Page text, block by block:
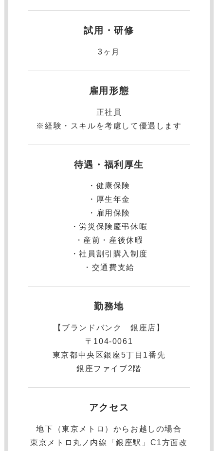
試用・研修
3ヶ月
雇用形態
正社員
※経験・スキルを考慮して優遇します
待遇・福利厚生
・健康保険
・厚⽣年⾦
・雇⽤保険
・労災保険慶弔休暇
・産前・産後休暇
・社員割引購入制度
・交通費支給
勤務地
【ブランドバンク 銀座店】
〒104-0061
東京都中央区銀座5丁目1番先
銀座ファイブ2階
アクセス
地下（東京メトロ）からお越しの場合
東京メトロ丸ノ内線「銀座駅」C1方面改